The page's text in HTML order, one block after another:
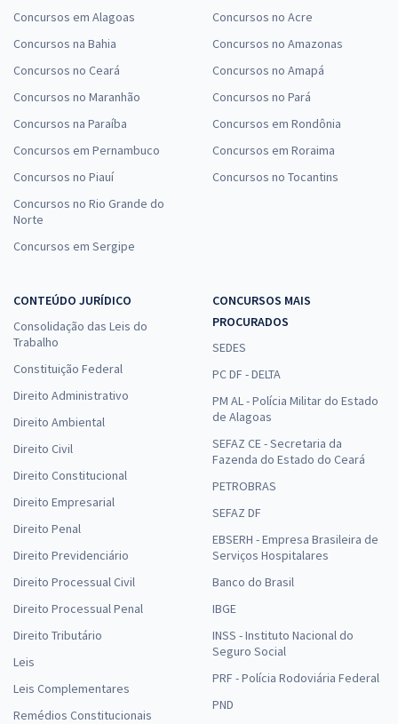
Concursos em Alagoas
Concursos na Bahia
Concursos no Ceará
Concursos no Maranhão
Concursos na Paraíba
Concursos em Pernambuco
Concursos no Piauí
Concursos no Rio Grande do
Norte
Concursos em Sergipe
Concursos no Acre
Concursos no Amazonas
Concursos no Amapá
Concursos no Pará
Concursos em Rondônia
Concursos em Roraima
Concursos no Tocantins
CONTEÚDO JURÍDICO
Consolidação das Leis do
Trabalho
Constituição Federal
Direito Administrativo
Direito Ambiental
Direito Civil
Direito Constitucional
Direito Empresarial
Direito Penal
Direito Previdenciário
Direito Processual Civil
Direito Processual Penal
Direito Tributário
Leis
Leis Complementares
Remédios Constitucionais
CONCURSOS MAIS
PROCURADOS
SEDES
PC DF - DELTA
PM AL - Polícia Militar do Estado
de Alagoas
SEFAZ CE - Secretaria da
Fazenda do Estado do Ceará
PETROBRAS
SEFAZ DF
EBSERH - Empresa Brasileira de
Serviços Hospitalares
Banco do Brasil
IBGE
INSS - Instituto Nacional do
Seguro Social
PRF - Polícia Rodoviária Federal
PND